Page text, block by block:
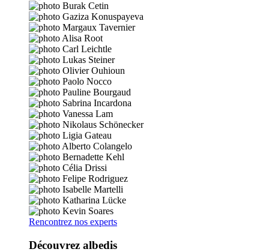
Rencontrez nos experts
Découvrez albedis